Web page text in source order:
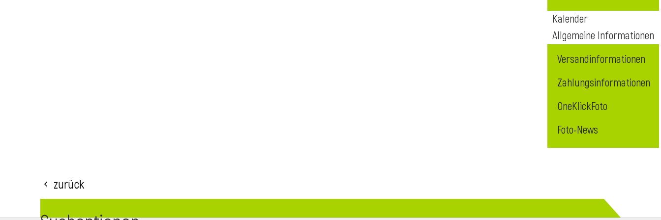
Kalender
Allgemeine Informationen
Versandinformationen
Zahlungsinformationen
OneKlickFoto
Foto-News
Zurück